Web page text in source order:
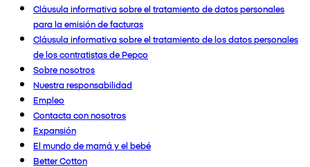
Cláusula informativa sobre el tratamiento de datos personales
para la emisión de facturas
Cláusula informativa sobre el tratamiento de los datos personales
de los contratistas de Pepco
Sobre nosotros
Nuestra responsabilidad
Empleo
Contacta con nosotros
Expansión
El mundo de mamá y el bebé
Better Cotton